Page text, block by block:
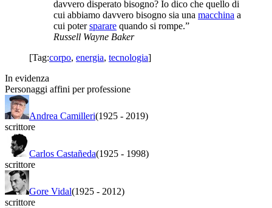
davvero disperato bisogno? Io dico che quello di
cui abbiamo davvero bisogno sia una macchina a
cui potersparare quando si rompe.”
Russell Wayne Baker
[Tag:corpo, energia, tecnologia]
In evidenza
Personaggi affini per professione
Andrea Camilleri(1925 - 2019)
scrittore
Carlos Castañeda(1925 - 1998)
scrittore
Gore Vidal(1925 - 2012)
scrittore